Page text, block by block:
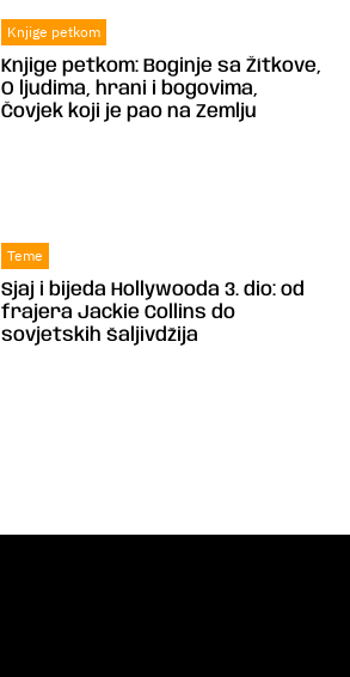
Knjige petkom
Knjige petkom: Boginje sa Žítkove,
O ljudima, hrani i bogovima,
Čovjek koji je pao na Zemlju
Teme
Sjaj i bijeda Hollywooda 3. dio: od
frajera Jackie Collins do
sovjetskih šaljivdžija